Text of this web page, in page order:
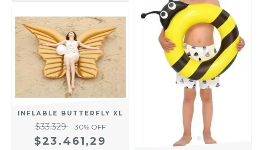
INFLABLE BUTTERFLY XL
$33.329 30% OFF
$23.461,29